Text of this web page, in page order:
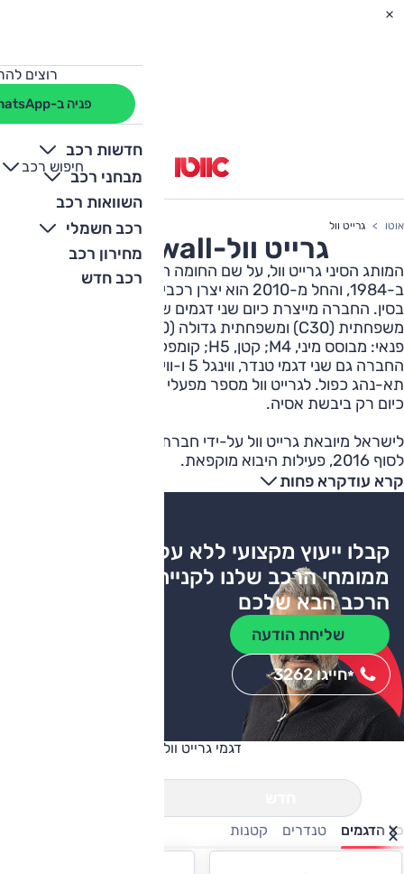
רוצים
פניה ב-WhatsApp
חדשות רכב
מבחני רכב
השוואות רכב
רכב חשמלי
מחירון רכב
רכב חדש
חיפוש רכב
+
-
אוטו גרייט וול
גרייט וול-
Greatwall
המותג הסיני גרייט וול, על שם החומה הסינית הגדולה, נוסד
ב-1984, והחל מ-2010 הוא יצרן רכבי השטח והפנאי הגדול
בסין. החברה מייצרת כיום שני דגמים של מכוניות נוסעים -
תא-נהג כפול. לגרייט וול מספר מפעלי ההרכבה והיא מוכרת
כיום רק ביבשת אסיה.
לישראל מיובאת גרייט וול על-ידי חברת המזרח. עם זאת, נכון
לסוף 2016, פעילות היבוא מוקפאת.
קרא עודקרא פחות
קבלו ייעוץ מקצועי ללא עלות
ממומחי הרכב שלנו לקניית
הרכב הבא שלכם
שליחת הודעה
חייגו 3262*
דגמי גרייט וול
כל הדגמים טנדרים קטנות